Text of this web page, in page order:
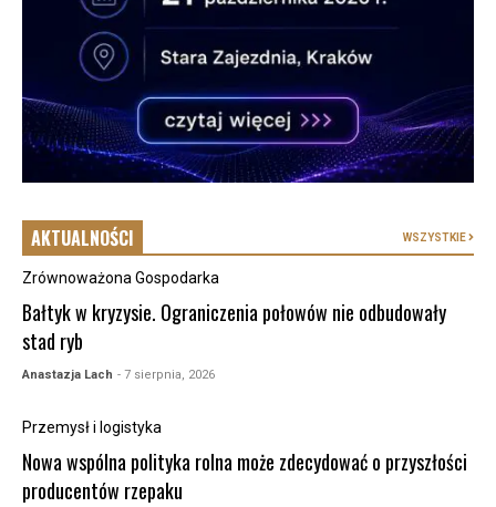
AKTUALNOŚCI WSZYSTKIE
Zrównoważona Gospodarka
Bałtyk w kryzysie. Ograniczenia połowów nie odbudowały
stad ryb
Anastazja Lach - 7 sierpnia, 2026
Przemysł i logistyka
Nowa wspólna polityka rolna może zdecydować o przyszłości
producentów rzepaku